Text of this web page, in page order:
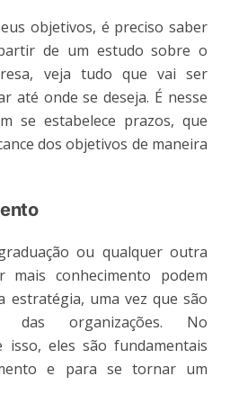
objetivos, é preciso saber
de um estudo sobre o
veja tudo que vai ser
até onde se deseja. É nesse
se estabelece prazos, que
dos objetivos de maneira
ou qualquer outra
conhecimento podem
uma vez que são
das organizações. No
eles são fundamentais
e para se tornar um